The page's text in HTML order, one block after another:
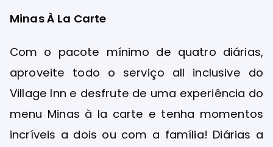
Minas À La Carte
Com o pacote mínimo de quatro diárias,
aproveite todo o serviço all inclusive do
Village Inn e desfrute de uma experiência do
menu Minas à la carte e tenha momentos
incríveis a dois ou com a família! Diárias a